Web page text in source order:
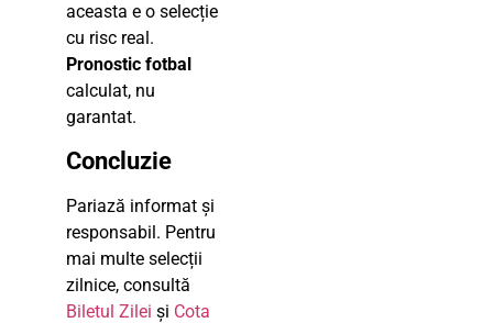
aceasta e o selecție
cu risc real.
Pronostic fotbal
calculat, nu
garantat.
Concluzie
Pariază informat și
responsabil. Pentru
mai multe selecții
zilnice, consultă
Biletul Zilei și Cota